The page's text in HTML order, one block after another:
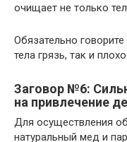
очищает не только
Обязательно
тела грязь, так и
Заговор №6:
на привлечение
Для осуществления
натуральный мед и